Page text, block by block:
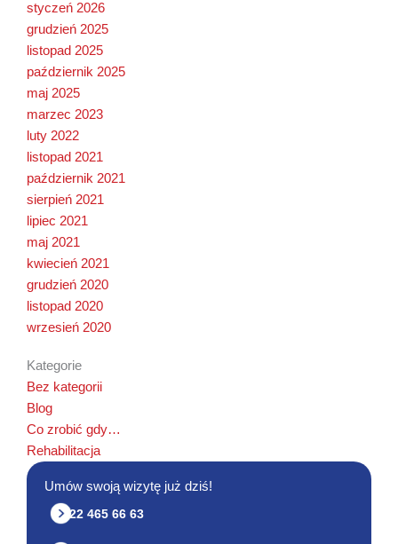
styczeń 2026
grudzień 2025
listopad 2025
październik 2025
maj 2025
marzec 2023
luty 2022
listopad 2021
październik 2021
sierpień 2021
lipiec 2021
maj 2021
kwiecień 2021
grudzień 2020
listopad 2020
wrzesień 2020
Kategorie
Bez kategorii
Blog
Co zrobić gdy…
Rehabilitacja
Umów swoją wizytę już dziś!
22 465 66 63